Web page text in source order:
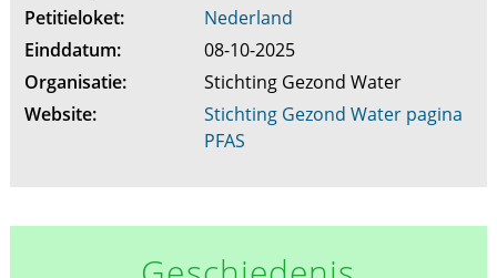
Petitieloket:
Nederland
Einddatum:
08-10-2025
Organisatie:
Stichting Gezond Water
Website:
Stichting Gezond Water pagina
PFAS